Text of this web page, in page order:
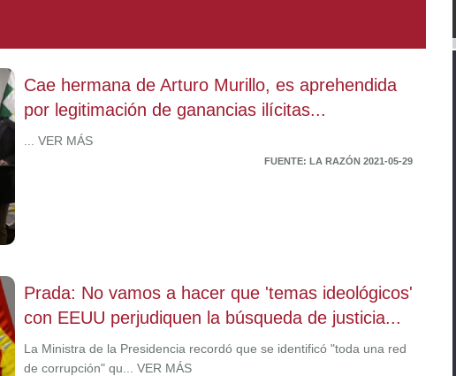
Cae hermana de Arturo Murillo, es aprehendida
por legitimación de ganancias ilícitas...
... VER MÁS
FUENTE: LA RAZÓN 2021-05-29
Prada: No vamos a hacer que 'temas ideológicos'
con EEUU perjudiquen la búsqueda de justicia...
La Ministra de la Presidencia recordó que se identificó "toda una red
de corrupción" qu... VER MÁS